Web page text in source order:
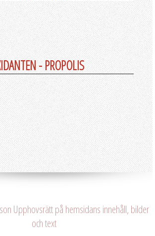
- PROPOLIS
Upphovsrätt på hemsidans innehåll, bilder
och text